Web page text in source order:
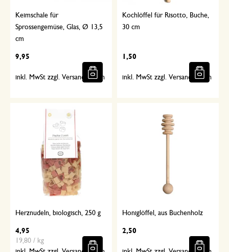
Keimschale für
Sprossengemüse, Glas, Ø 13,5
cm
9,95
inkl. MwSt zzgl. Versandkosten
Kochlöffel für Risotto, Buche,
30 cm
1,50
inkl. MwSt zzgl. Versandkosten
Herznudeln, biologisch, 250 g
4,95
19,80 / kg
Honiglöffel, aus Buchenholz
2,50